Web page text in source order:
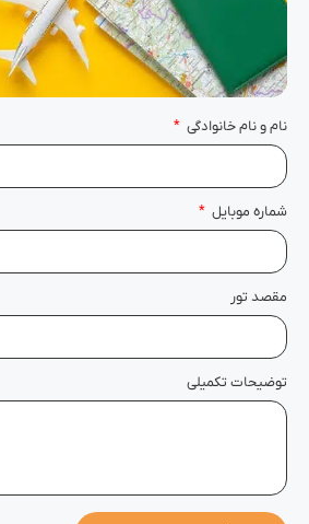
نام و نام خانوادگی
شماره موبایل
مقصد تور
توضیحات تکمیلی